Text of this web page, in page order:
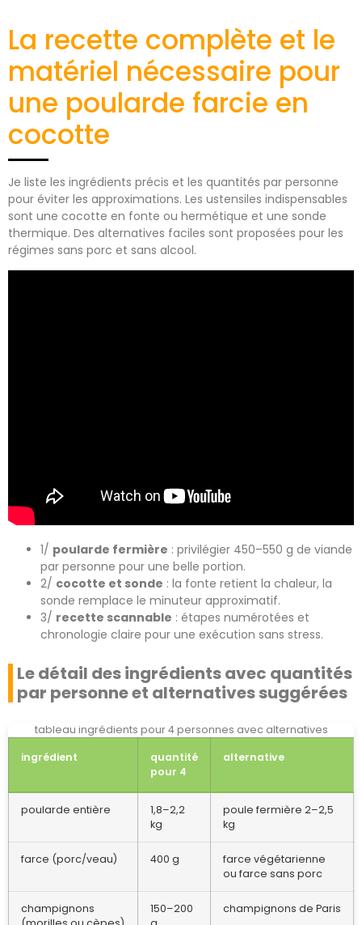
La recette complète et le
matériel nécessaire pour
une poularde farcie en
cocotte
Je liste les ingrédients précis et les quantités par personne
pour éviter les approximations. Les ustensiles indispensables
sont une cocotte en fonte ou hermétique et une sonde
thermique. Des alternatives faciles sont proposées pour les
régimes sans porc et sans alcool.
1/ poularde fermière : privilégier 450–550 g de viande
par personne pour une belle portion.
2/ cocotte et sonde : la fonte retient la chaleur, la
sonde remplace le minuteur approximatif.
3/ recette scannable : étapes numérotées et
chronologie claire pour une exécution sans stress.
Le détail des ingrédients avec quantités
par personne et alternatives suggérées
tableau ingrédients pour 4 personnes avec alternatives
ingrédient
quantité
pour 4
alternative
poularde entière
1,8–2,2
kg
poule fermière 2–2,5
kg
farce (porc/veau) 400 g
farce végétarienne
ou farce sans porc
champignons
150–200
champignons de Paris